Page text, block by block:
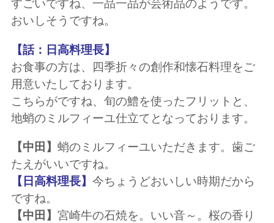
すごいですね、一品一品が芸術品のようです。
おいしそうですね。
【話：日高料理長】
お食事の方は、四季折々の創作和懐石料理をご
用意いたしております。
こちらがですね、旬の鱧を使ったフリットと、
地蛸のミルフィーユ仕立てとなっております。
【中田】 蛸のミルフィーユいただきます。歯ご
たえがいいですね。
【日高料理長】 今ちょうどおいしい時期だから
ですね。
【中田】 宮崎牛の石焼を。いい音～。桜の香り